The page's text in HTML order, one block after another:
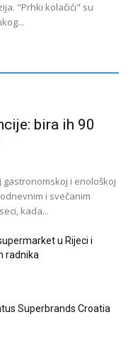
"Prhki kolačići" su
bira ih 90
i enološkoj
i svečanim
kada...
u Rijeci i
radnika
Superbrands Croatia